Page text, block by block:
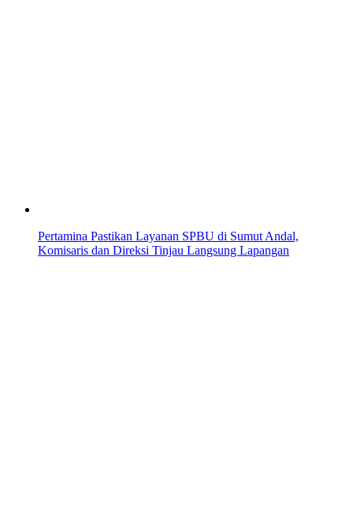
Pertamina Pastikan Layanan SPBU di Sumut Andal,
Komisaris dan Direksi Tinjau Langsung Lapangan